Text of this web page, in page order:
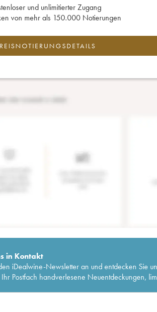
und unlimitierter Zugang
von mehr als 150.000 Notierungen
in Kontakt
iDealwine-Newsletter an und entdecken Sie
Postfach handverlesene Neuentdeckungen,